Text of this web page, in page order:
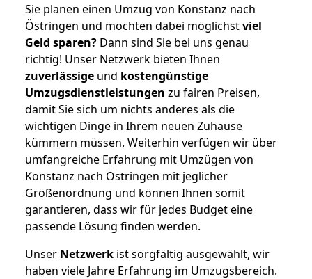
Sie planen einen Umzug von Konstanz nach
Östringen und möchten dabei möglichstviel
Geld sparen? Dann sind Sie bei uns genau
richtig! Unser Netzwerk bieten Ihnen
zuverlässige und kostengünstige
Umzugsdienstleistungen zu fairen Preisen,
damit Sie sich um nichts anderes als die
wichtigen Dinge in Ihrem neuen Zuhause
kümmern müssen. Weiterhin verfügen wir über
umfangreiche Erfahrung mit Umzügen von
Konstanz nach Östringen mit jeglicher
Größenordnung und können Ihnen somit
garantieren, dass wir für jedes Budget eine
passende Lösung finden werden.
Unser Netzwerk ist sorgfältig ausgewählt, wir
haben viele Jahre Erfahrung im Umzugsbereich.